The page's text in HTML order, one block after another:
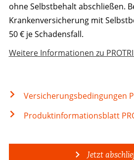
ohne Selbstbehalt abschließen.
Krankenversicherung mit
50 € je Schadensfall.
Weitere Informationen zu
Versicherungsbedingungen
Produktinformationsblatt
Jetzt